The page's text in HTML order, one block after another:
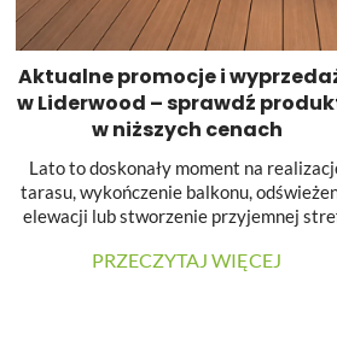
Aktualne promocje i
w Liderwood – sprawdź
w niższych cenach
Lato to doskonały moment na
tarasu, wykończenie balkonu,
elewacji lub stworzenie przyjemnej
planujących taką inwestycję
PRZECZYTAJ WIĘCEJ